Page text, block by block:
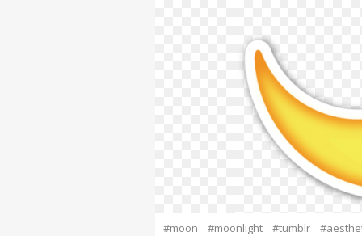
#moon #moonlight #tumblr